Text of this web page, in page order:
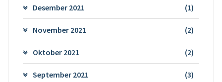
Desember 2021 (1)
November 2021 (2)
Oktober 2021 (2)
September 2021 (3)